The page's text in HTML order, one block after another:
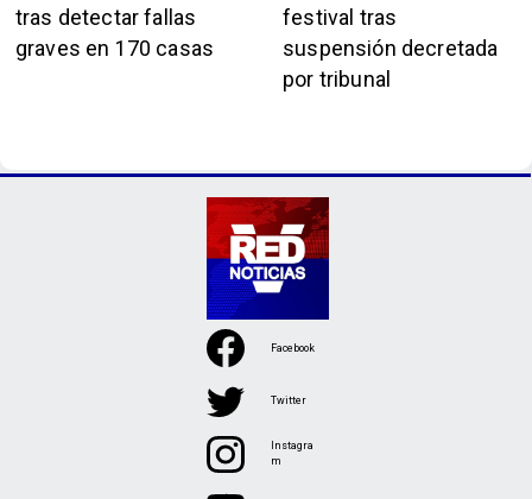
tras detectar fallas
graves en 170 casas
festival tras
suspensión decretada
por tribunal
Facebook
Twitter
Instagra
m